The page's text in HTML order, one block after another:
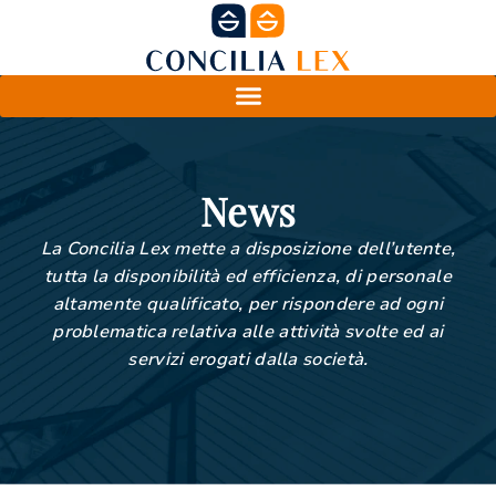
News
La Concilia Lex mette a disposizione dell’utente,
tutta la disponibilità ed efficienza, di personale
altamente qualificato, per rispondere ad ogni
problematica relativa alle attività svolte ed ai
servizi erogati dalla società.